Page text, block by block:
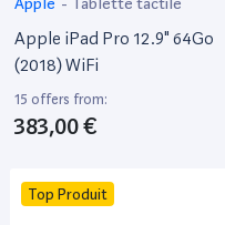
Apple iPad Pro 12.9" 64Go
(2018) WiFi
15 offers from:
383,00 €
Top Produit